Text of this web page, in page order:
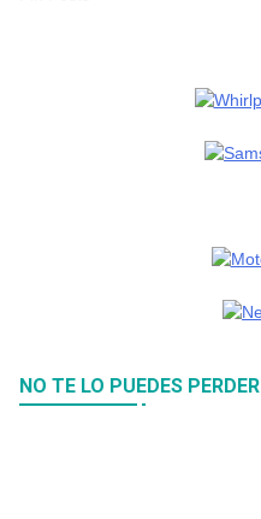
NO TE LO PUEDES PERDER